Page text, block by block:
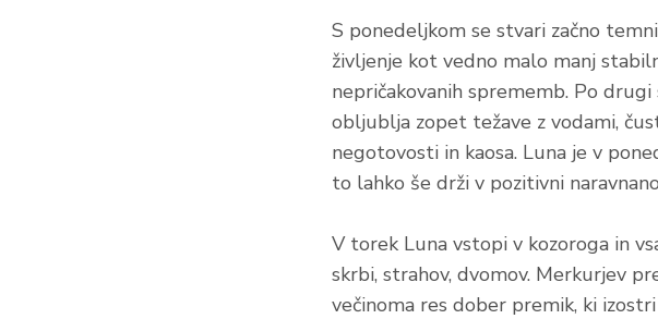
S ponedeljkom se stvari začno
življenje kot vedno malo manj
nepričakovanih sprememb. Po
obljublja zopet težave z vodami,
negotovosti in kaosa. Luna je v
to lahko še drži v pozitivni
V torek Luna vstopi v kozoroga in
skrbi, strahov, dvomov. Merkurjev
večinoma res dober premik, ki